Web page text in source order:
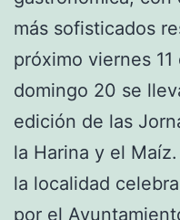
más sofisticados
próximo viernes
domingo 20 se
edición de las
la Harina y el
la localidad
por el